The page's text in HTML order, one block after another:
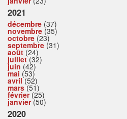
2021
décembre (37)
novembre (35)
octobre (23)
septembre (31)
août (24)
juillet(32)
juin (42)
mai (53)
avril(52)
mars(51)
février(25)
janvier(50)
2020